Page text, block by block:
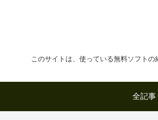
このサイトは、使っている無料ソフト
全記事